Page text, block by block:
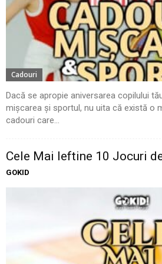
Cadouri
Dacă se apropie aniversarea copilului
mișcarea și sportul, nu uita că există o
cadouri care...
Cele Mai Ieftine 10 Jocuri
GOKID